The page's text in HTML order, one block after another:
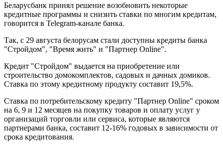
Беларусбанк принял решение возобновить некоторые
кредитные программы и снизить ставки по многим кредитам,
говорится в Telegram-канале банка.
Так, с 29 августа белорусам стали доступны кредиты банка
"Стройдом", "Время жить" и "Партнер Online".
Кредит "Стройдом" выдается на приобретение или
строительство домокомплектов, садовых и дачных домиков.
Ставка по этому кредитному продукту составит 19,5%.
Ставка по потребительскому кредиту "Партнер Online" сроком
на 6, 9 и 12 месяцев на покупку товаров и оплату услуг у
организаций торговли или сервиса, которые являются
партнерами банка, составит 12-16% годовых в зависимости от
срока кредитования.